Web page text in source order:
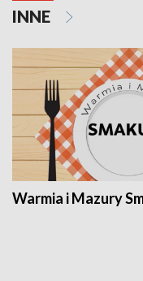
INNE
Warmia i Mazury